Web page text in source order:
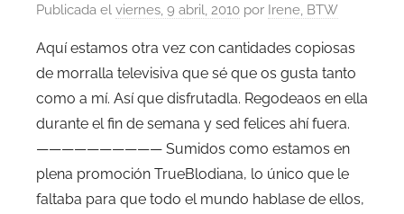
Publicada el viernes, 9 abril, 2010 por Irene, BTW
Aquí estamos otra vez con cantidades copiosas
de morralla televisiva que sé que os gusta tanto
como a mí. Así que disfrutadla. Regodeaos en ella
durante el fin de semana y sed felices ahí fuera.
—————————— Sumidos como estamos en
plena promoción TrueBlodiana, lo único que le
faltaba para que todo el mundo hablase de ellos,